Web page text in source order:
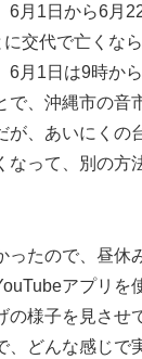
6月1日から6月
交代で亡くな
6月1日は9時か
で、沖縄市の音
、あいにくの
なって、別の方
ったので、昼休
アプリを
の様子を見させ
、どんな感じで